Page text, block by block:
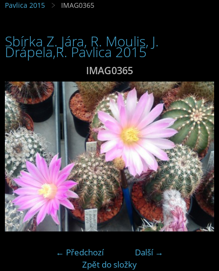
Pavlica 2015
IMAG0365
Sbírka Z. Jára, R. Moulis, J.
Drápela,R. Pavlica 2015
IMAG0365
← Předchozí
Další →
Zpět do složky